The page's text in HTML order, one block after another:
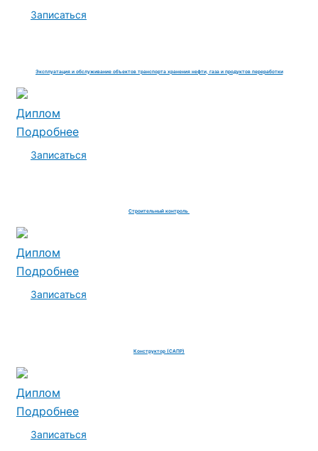
Записаться
Эксплуатация и обслуживание объектов транспорта хранения нефти, газа и продуктов переработки
Диплом
Подробнее
Записаться
Строительный контроль
Диплом
Подробнее
Записаться
Конструктор (САПР)
Диплом
Подробнее
Записаться